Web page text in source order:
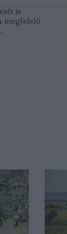
is
megfelelő